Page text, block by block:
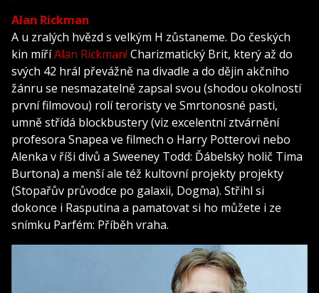
Alan Rickman
A u zralých hvězd s velkým H zůstaneme. Do českých
kin míříAlan Rickman! Charizmatický Brit, který až do
svých 42 hrál převážně na divadle a do dějin akčního
žánru se nesmazatelně zapsal svou (shodou okolností
první filmovou) rolí teroristy ve Smrtonosné pasti,
umně střídá blockbustery (viz excelentní ztvárnění
profesora Snapea ve filmech o Harry Potterovi nebo
Alenka v říši divů a Sweeney Todd: Ďábelský holič Tima
Burtona) a menší ale též kultovní projekty projekty
(Stopařův průvodce po galaxii, Dogma). Střihl si
dokonce i Rasputina a pamatovat si ho můžete i ze
snímku Parfém: Příběh vraha.